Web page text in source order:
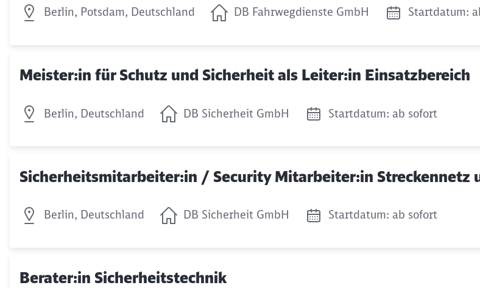
Berlin, Potsdam, Deutschland DB Fahrwegdienste GmbH Startdatum:
Meister:in für Schutz und Sicherheit als Leiter:in Einsatzbereich
Berlin, Deutschland DB Sicherheit GmbH Startdatum: ab sofort
Sicherheitsmitarbeiter:in / Security Mitarbeiter:in Streckennetz
Berlin, Deutschland DB Sicherheit GmbH Startdatum: ab sofort
Berater:in Sicherheitstechnik